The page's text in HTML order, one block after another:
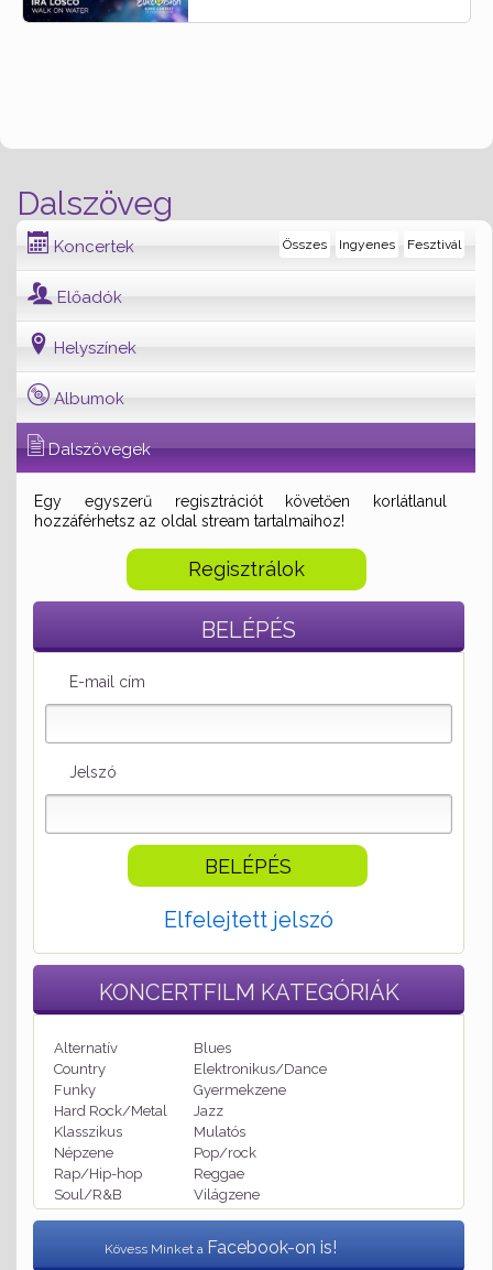
Dalszöveg
Koncertek Fesztivál
Ingyenes
Összes
Előadók
Helyszínek
Albumok
Dalszövegek
Egy egyszerű regisztrációt követően korlátlanul
hozzáférhetsz az oldal stream tartalmaihoz!
Regisztrálok
BELÉPÉS
E-mail cím
Jelszó
Elfelejtett jelszó
KONCERTFILM KATEGÓRIÁK
Alternatív
Blues
Country
Elektronikus/Dance
Funky
Gyermekzene
Hard Rock/Metal
Jazz
Klasszikus
Mulatós
Népzene
Pop/rock
Rap/Hip-hop
Reggae
Soul/R&B
Világzene
Kövess Minket a Facebook-on is!